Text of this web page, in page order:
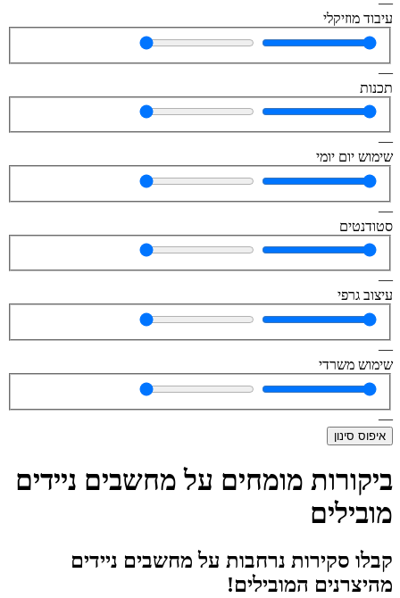
עיבוד מוזיקלי
—
תכנות
—
שימוש יום יומי
—
סטודנטים
—
עיצוב גרפי
—
שימוש משרדי
—
איפוס סינון
ביקורות מומחים על מחשבים ניידים
מובילים
קבלו סקירות נרחבות על מחשבים ניידים
מהיצרנים המובילים!